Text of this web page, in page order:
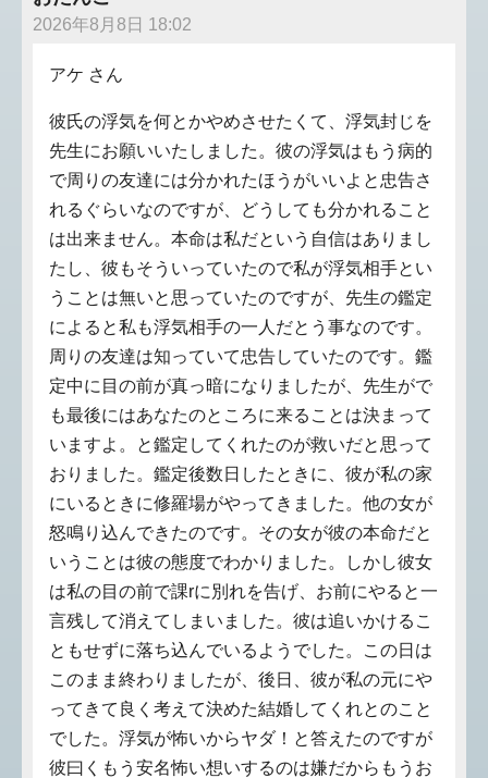
2026年8月8日 18:02
アケ さん
彼氏の浮気を何とかやめさせたくて、浮気封じを
先生にお願いいたしました。彼の浮気はもう病的
で周りの友達には分かれたほうがいいよと忠告さ
れるぐらいなのですが、どうしても分かれること
は出来ません。本命は私だという自信はありまし
たし、彼もそういっていたので私が浮気相手とい
うことは無いと思っていたのですが、先生の鑑定
によると私も浮気相手の一人だとう事なのです。
周りの友達は知っていて忠告していたのです。鑑
定中に目の前が真っ暗になりましたが、先生がで
も最後にはあなたのところに来ることは決まって
いますよ。と鑑定してくれたのが救いだと思って
おりました。鑑定後数日したときに、彼が私の家
にいるときに修羅場がやってきました。他の女が
怒鳴り込んできたのです。その女が彼の本命だと
いうことは彼の態度でわかりました。しかし彼女
は私の目の前で課rに別れを告げ、お前にやると一
言残して消えてしまいました。彼は追いかけるこ
ともせずに落ち込んでいるようでした。この日は
このまま終わりましたが、後日、彼が私の元にや
ってきて良く考えて決めた結婚してくれとのこと
でした。浮気が怖いからヤダ！と答えたのですが
彼曰くもう安名怖い想いするのは嫌だからもうお